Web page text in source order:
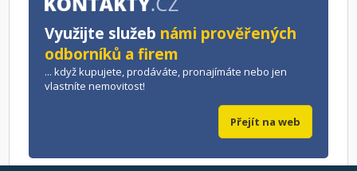
Využijte služeb námi prověřených
odborníků a firem
... když kupujete, prodáváte, pronajímáte nebo jen
vlastníte nemovitost!
Přejít na web